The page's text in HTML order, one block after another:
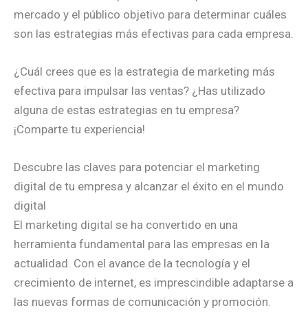
mercado y el público objetivo para determinar cuáles
son las estrategias más efectivas para cada empresa.
¿Cuál crees que es la estrategia de marketing más
efectiva para impulsar las ventas? ¿Has utilizado
alguna de estas estrategias en tu empresa?
¡Comparte tu experiencia!
Descubre las claves para potenciar el marketing
digital de tu empresa y alcanzar el éxito en el mundo
digital
El marketing digital se ha convertido en una
herramienta fundamental para las empresas en la
actualidad. Con el avance de la tecnología y el
crecimiento de internet, es imprescindible adaptarse a
las nuevas formas de comunicación y promoción.